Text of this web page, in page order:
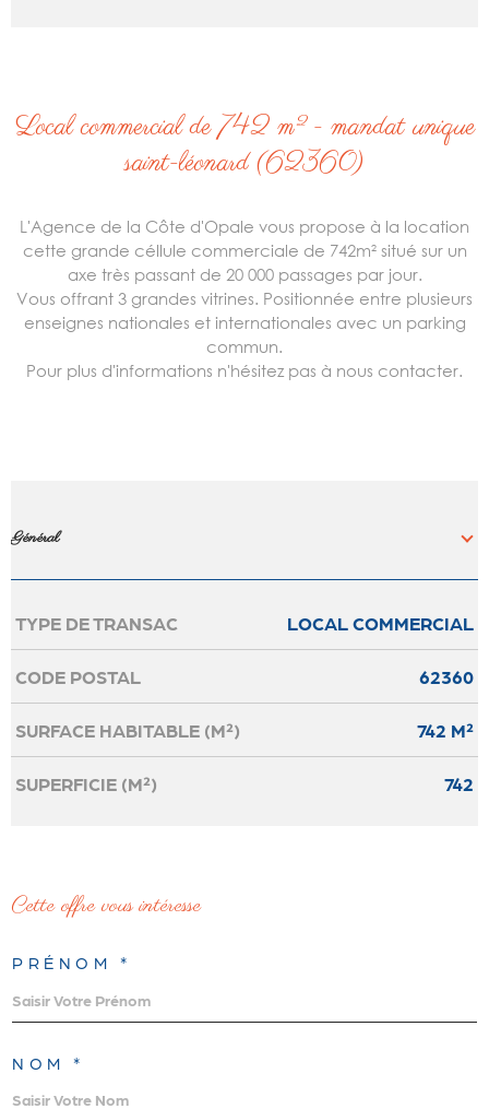
local commercial de 742 m² - mandat unique
saint-léonard (62360)
L'Agence de la Côte d'Opale vous propose à la location
cette grande céllule commerciale de 742m² situé sur un
axe très passant de 20 000 passages par jour.
Vous offrant 3 grandes vitrines. Positionnée entre plusieurs
enseignes nationales et internationales avec un parking
commun.
Pour plus d'informations n'hésitez pas à nous contacter.
Général
Caractérisque Valeurs
TYPE DE TRANSAC LOCAL COMMERCIAL
CODE POSTAL 62360
SURFACE HABITABLE (M²) 742 M²
SUPERFICIE (M²) 742
cette offrevous intéresse
PRÉNOM *
NOM *